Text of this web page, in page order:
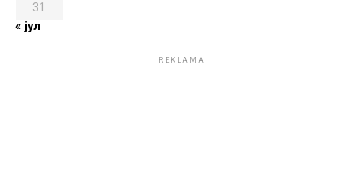
31
« јул
REKLAMA